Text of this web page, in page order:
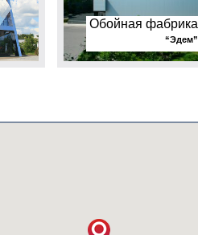
Обойная фабрика
“Эдем”